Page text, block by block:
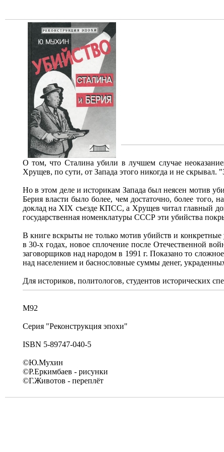
О том, что Сталина убили в лучшем случае
Хрущев, по сути, от Запада этого никогда и не скрывал.
Но в этом деле и историкам Запада был неясен мотив
Берия власти было более, чем достаточно, более
доклад на XIX съезде КПСС, а Хрущев читал главный
государственная номенклатуры СССР эти убийства
В книге вскрыты не только мотив убийств и
в 30-х годах, новое сплочение после Отечественной
заговорщиков над народом в 1991 г. Показано то
над населением и баснословные суммы денег,
Для историков, политологов, студентов исторических
M92
Серия "Реконструкция эпохи"
ISBN 5-89747-040-5
©Ю.Мухин
©Р.Еркимбаев - рисунки
©Г.Животов - переплёт